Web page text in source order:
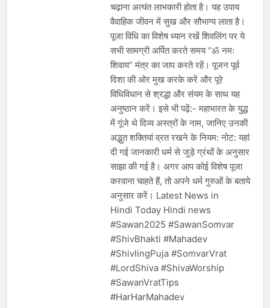
चढ़ाना अत्यंत लाभकारी होता है। यह उपाय
वैवाहिक जीवन में सुख और सौभाग्य लाता है।
पूजा विधि का विशेष ध्यान रखें शिवलिंग पर ये
सभी सामग्री अर्पित करते समय “ॐ नमः
शिवाय” मंत्र का जाप करते रहें। पूजन पूर्व
दिशा की ओर मुख करके करें और पूरे
विधिविधान से श्रद्धा और संयम के साथ यह
अनुष्ठान करें। इसे भी पढ़ें:- महाभारत के युद्ध
में गूंजे थे दिव्य अस्त्रों के नाम, जानिए उनकी
अद्भुत शक्तियां व्रत रखने के नियम: नोट: यहां
दी गई जानकारी धर्म से जुड़े ग्रंथों के अनुसार
साझा की गई है। अगर आप कोई विशेष पूजा
करवाना चाहते हैं, तो अपने धर्म गुरुओं के बताये
अनुसार करें। Latest News in
Hindi Today Hindi news
#Sawan2025 #SawanSomvar
#ShivBhakti #Mahadev
#ShivlingPuja #SomvarVrat
#LordShiva #ShivaWorship
#SawanVratTips
#HarHarMahadev